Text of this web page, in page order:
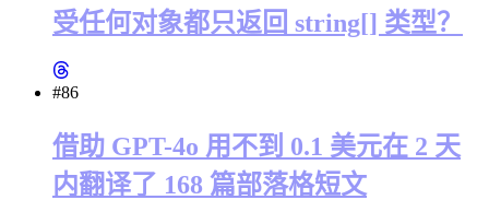
受任何对象都只返回 string[] 类型？
#86
借助 GPT-4o 用不到 0.1 美元在 2 天
内翻译了 168 篇部落格短文